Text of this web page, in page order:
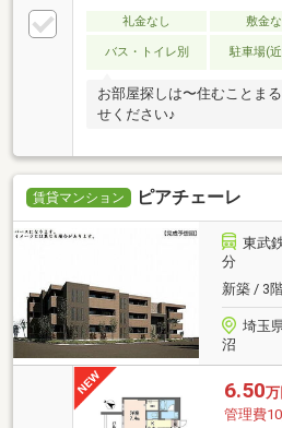
礼金なし 敷金
バス・トイレ別 駐車場(
お部屋探しは〜住むことま
せください♪
賃貸マンション ピアチェーレ
東武
分
新築 / 3
埼玉
沼
6.50万
管理費